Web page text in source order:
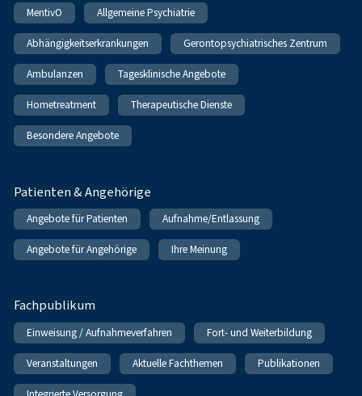
MentivO Allgemeine Psychiatrie
Abhängigkeitserkrankungen Gerontopsychiatrisches Zentrum
Ambulanzen Tagesklinische Angebote
Hometreatment Therapeutische Dienste
Besondere Angebote
Patienten & Angehörige
Angebote für Patienten Aufnahme/Entlassung
Angebote für Angehörige Ihre Meinung
Fachpublikum
Einweisung / Aufnahmeverfahren Fort- und Weiterbildung
Veranstaltungen Aktuelle Fachthemen Publikationen